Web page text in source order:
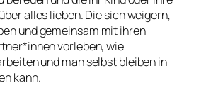
alles lieben. Die sich weigern,
und gemeinsam mit ihren
vorleben, wie
und man selbst bleiben in
kann.